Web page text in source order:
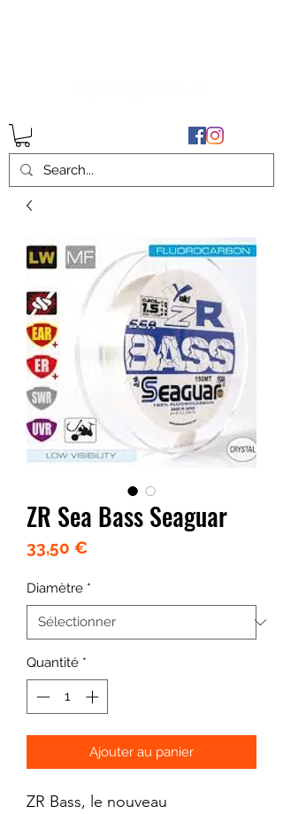
ZR Sea Bass Seaguar
33,50 €
Diamètre *
Quantité *
Ajouter au panier
ZR Bass, le nouveau